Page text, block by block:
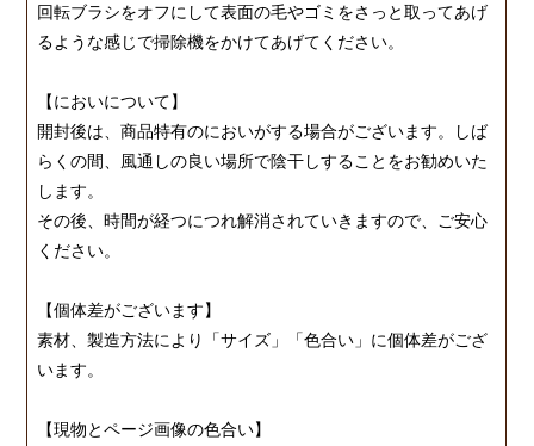
回転ブラシをオフにして表面の毛やゴミをさっと取ってあげ
るような感じで掃除機をかけてあげてください。
【においについて】
開封後は、商品特有のにおいがする場合がございます。しば
らくの間、風通しの良い場所で陰干しすることをお勧めいた
します。
その後、時間が経つにつれ解消されていきますので、ご安心
ください。
【個体差がございます】
素材、製造方法により「サイズ」「色合い」に個体差がござ
います。
【現物とページ画像の色合い】